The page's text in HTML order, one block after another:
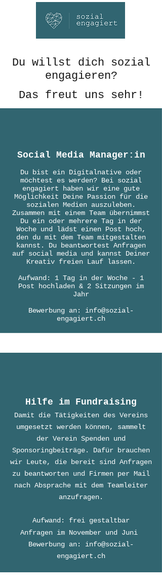
Du willst dich sozial
engagieren?
Das freut uns sehr!
Social Media Manager:in
Du bist ein Digitalnative oder
möchtest es werden? Bei sozial
engagiert haben wir eine gute
Möglichkeit Deine Passion für die
sozialen Medien auszuleben.
Zusammen mit einem Team übernimmst
Du ein oder mehrere Tag in der
Woche und lädst einen Post hoch,
den du mit dem Team mitgestalten
kannst. Du beantwortest Anfragen
auf social media und kannst Deiner
Kreativ freien Lauf lassen.
Aufwand: 1 Tag in der Woche - 1
Post hochladen & 2 Sitzungen im
Jahr
Bewerbung an: info@sozial-
engagiert.ch
Hilfe im Fundraising
Damit die Tätigkeiten des Vereins
umgesetzt werden können, sammelt
der Verein Spenden und
Sponsoringbeiträge. Dafür brauchen
wir Leute, die bereit sind Anfragen
zu beantworten und Firmen per Mail
nach Absprache mit dem Teamleiter
anzufragen.
Aufwand: frei gestaltbar
Anfragen im November und Juni
Bewerbung an: info@sozial-
engagiert.ch